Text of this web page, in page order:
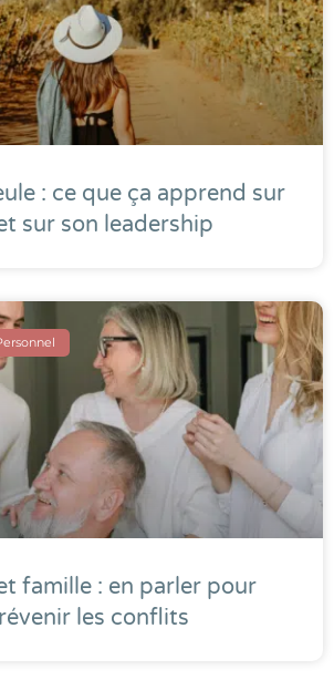
: ce que ça apprend sur
sur son leadership
famille : en parler pour
les conflits